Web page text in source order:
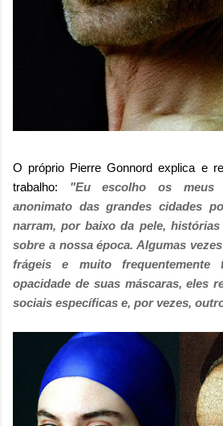
O próprio Pierre Gonnord explica e
trabalho: "Eu escolho os meus
anonimato das grandes cidades
narram, por baixo da pele,
sobre a nossa época. Algumas
frágeis e muito
opacidade de suas máscaras, eles
sociais específicas e, por vezes,